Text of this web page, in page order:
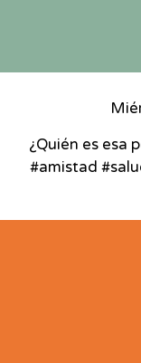
¿Quién es esa
#amistad